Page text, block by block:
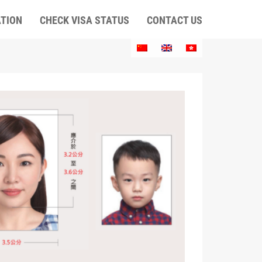
CHECK VISA STATUS CONTACT US